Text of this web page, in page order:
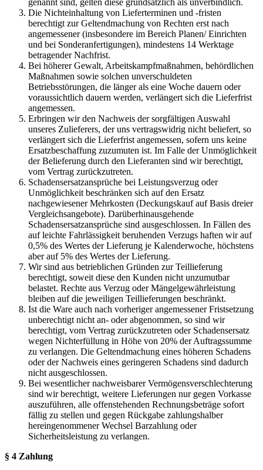
Die Nichteinhaltung von Lieferterminen und -fristen
berechtigt zur Geltendmachung von Rechten erst nach
angemessener (insbesondere im Bereich Planen/ Einrichten
und bei Sonderanfertigungen), mindestens 14 Werktage
betragender Nachfrist.
Bei höherer Gewalt, Arbeitskampfmaßnahmen, behördlichen
Maßnahmen sowie solchen unverschuldeten
Betriebsstörungen, die länger als eine Woche dauern oder
voraussichtlich dauern werden, verlängert sich die Lieferfrist
angemessen.
Erbringen wir den Nachweis der sorgfältigen Auswahl
unseres Zulieferers, der uns vertragswidrig nicht beliefert, so
verlängert sich die Lieferfrist angemessen, sofern uns keine
Ersatzbeschaffung zuzumuten ist. Im Falle der Unmöglichkeit
der Belieferung durch den Lieferanten sind wir berechtigt,
vom Vertrag zurückzutreten.
Schadensersatzansprüche bei Leistungsverzug oder
Unmöglichkeit beschränken sich auf den Ersatz
nachgewiesener Mehrkosten (Deckungskauf auf Basis dreier
Vergleichsangebote). Darüberhinausgehende
Schadensersatzansprüche sind ausgeschlossen. In Fällen des
auf leichte Fahrlässigkeit beruhenden Verzugs haften wir auf
0,5% des Wertes der Lieferung je Kalenderwoche, höchstens
aber auf 5% des Wertes der Lieferung.
Wir sind aus betrieblichen Gründen zur Teillieferung
berechtigt, soweit diese den Kunden nicht unzumutbar
belastet. Rechte aus Verzug oder Mängelgewährleistung
bleiben auf die jeweiligen Teillieferungen beschränkt.
Ist die Ware auch nach vorheriger angemessener Fristsetzung
unberechtigt nicht an- oder abgenommen, so sind wir
berechtigt, vom Vertrag zurückzutreten oder Schadensersatz
wegen Nichterfüllung in Höhe von 20% der Auftragssumme
zu verlangen. Die Geltendmachung eines höheren Schadens
oder der Nachweis eines geringeren Schadens sind dadurch
nicht ausgeschlossen.
Bei wesentlicher nachweisbarer Vermögensverschlechterung
sind wir berechtigt, weitere Lieferungen nur gegen Vorkasse
auszuführen, alle offenstehenden Rechnungsbeträge sofort
fällig zu stellen und gegen Rückgabe zahlungshalber
hereingenommener Wechsel Barzahlung oder
Sicherheitsleistung zu verlangen.
§ 4 Zahlung